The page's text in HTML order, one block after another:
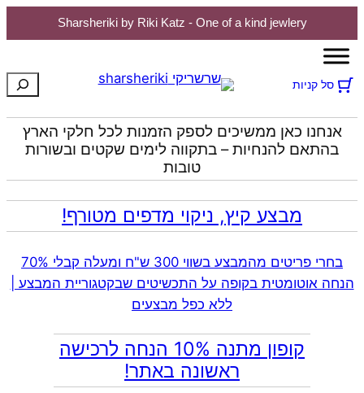
Sharsheriki by Riki Katz - One of a kind jewlery
סל קניות חיפוש
אנחנו כאן ממשיכים לספק הזמנות לכל חלקי הארץ
בהתאם להנחיות – בתקווה לימים שקטים ובשורות
טובות
מבצע קיץ, ניקוי מדפים מטורף!
בחרי פריטים מהמבצע בשווי 300 ש"ח ומעלה קבלי 70%
הנחה אוטומטית בקופה על התכשיטים שבקטגוריית המבצע |
ללא כפל מבצעים
קופון מתנה 10% הנחה לרכישה
ראשונה באתר!